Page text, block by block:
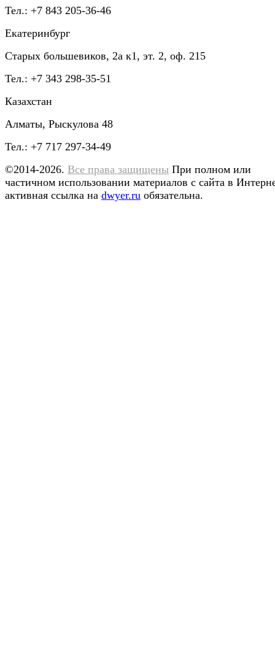
Тел.: +7 843 205-36-46
Екатеринбург
Старых большевиков, 2а к1, эт. 2, оф. 215
Тел.: +7 343 298-35-51
Казахстан
Алматы, Рыскулова 48
Тел.: +7 717 297-34-49
©2014-2026. Все права защищены При полном или
частичном использовании материалов с сайта в
активная ссылка на dwyer.ru обязательна.